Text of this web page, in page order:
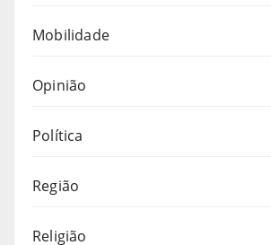
Mobilidade
Opinião
Política
Região
Religião